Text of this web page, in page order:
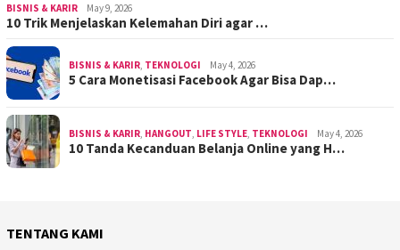
BISNIS & KARIR May 9, 2026
10 Trik Menjelaskan Kelemahan Diri agar …
BISNIS & KARIR TEKNOLOGI May 4, 2026
5 Cara Monetisasi Facebook Agar Bisa Dap…
BISNIS & KARIR HANGOUT LIFE STYLE TEKNOLOGI May 4, 2026
10 Tanda Kecanduan Belanja Online yang H…
TENTANG KAMI